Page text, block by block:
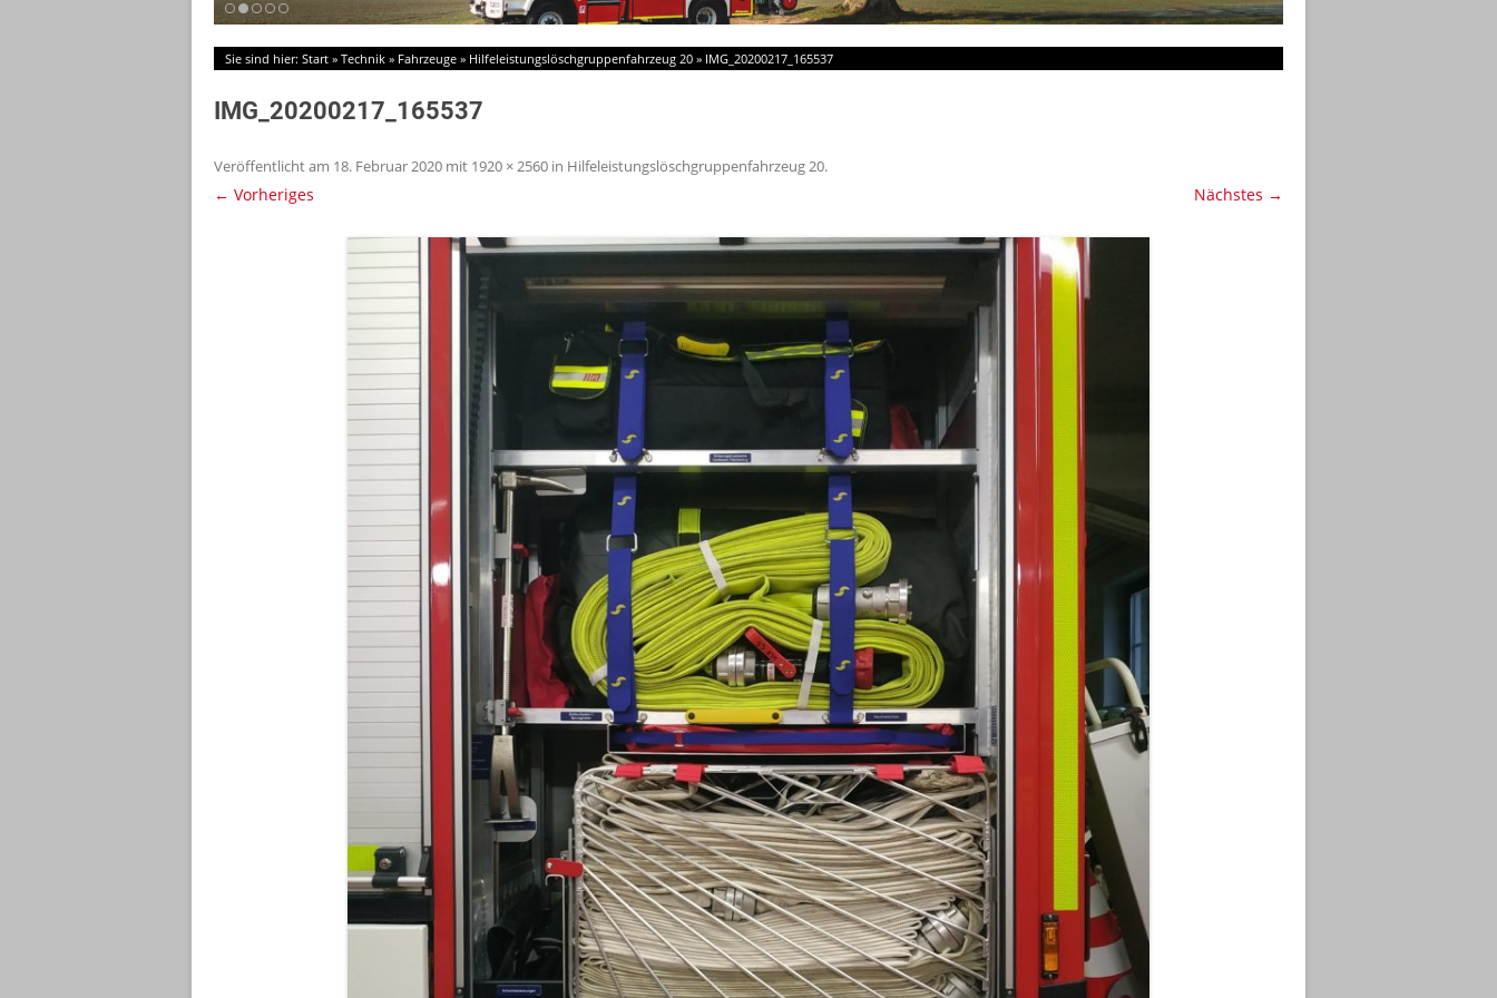
Sie sind hier: Start » Technik » Fahrzeuge » Hilfeleistungslöschgruppenfahrzeug 20 » IMG_20200217_165537
IMG_20200217_165537
Veröffentlicht am 18. Februar 2020 mit 1920 × 2560 in Hilfeleistungslöschgruppenfahrzeug 20.
← Vorheriges Nächstes →